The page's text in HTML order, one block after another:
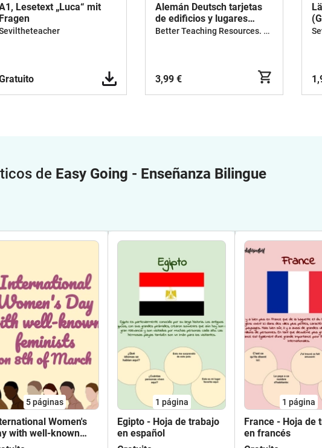
Lesetext „Luca“ mit
Fragen
Alemán Deutsch tarjetas
de edificios y lugares
vocabulario en alemán
Better Teaching Resources. Longer coffee breaks.
3,99 €
de Easy Going - Enseñanza Bilingue
5páginas
Women's
with well-known
on 8th of
1 página
Egipto - Hoja de trabajo
en español
1 página
France - Hoja de
en francés